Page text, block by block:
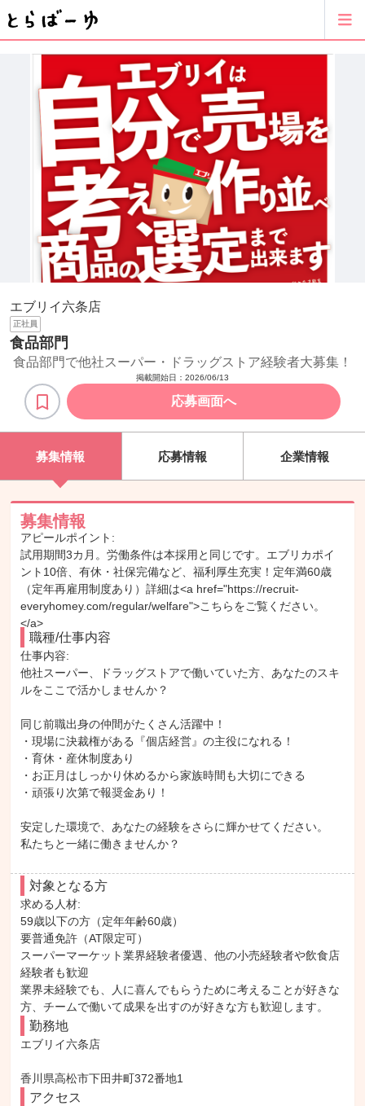
エブリイ六条店
正社員
食品部門
食品部門で他社スーパー・ドラッグストア経験者大募集！
掲載開始日： 2026/06/13
応募画面へ
募集情報 応募情報 企業情報
募集情報
アピールポイント:
試用期間3カ月。労働条件は本採用と同じです。エブリカポイ
ント10倍、有休・社保完備など、福利厚生充実！定年満60歳
（定年再雇用制度あり）詳細は<a href="https://recruit-
everyhomey.com/regular/welfare">こちらをご覧ください。
</a>
職種/仕事内容
仕事内容:
他社スーパー、ドラッグストアで働いていた方、あなたのスキ
ルをここで活かしませんか？
同じ前職出身の仲間がたくさん活躍中！
・現場に決裁権がある『個店経営』の主役になれる！
・育休・産休制度あり
・お正月はしっかり休めるから家族時間も大切にできる
・頑張り次第で報奨金あり！
安定した環境で、あなたの経験をさらに輝かせてください。
私たちと一緒に働きませんか？
対象となる方
求める人材:
59歳以下の方（定年年齢60歳）
要普通免許（AT限定可）
スーパーマーケット業界経験者優遇、他の小売経験者や飲食店
経験者も歓迎
業界未経験でも、人に喜んでもらうために考えることが好きな
方、チームで働いて成果を出すのが好きな方も歓迎します。
勤務地
エブリイ六条店
香川県高松市下田井町372番地1
アクセス